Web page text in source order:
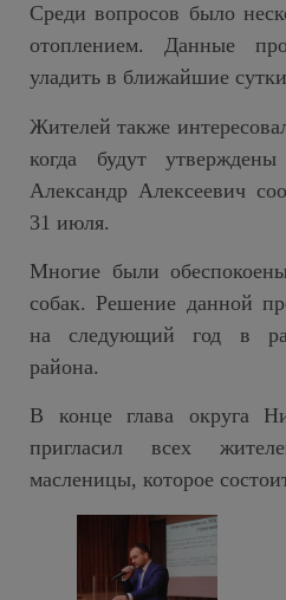
Среди вопросов было
отоплением. Данные
уладить в ближайшие
Жителей также
когда будут
Александр Алексеевич
31 июля.
Многие были
собак. Решение данной
на следующий год в
района.
В конце глава округа
пригласил всех
масленицы, которое